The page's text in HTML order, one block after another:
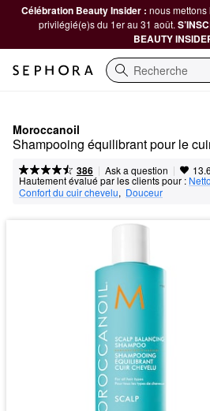
Célébration Beauty Insider : nous
privilégié(e)s du 1er au 31 août.
BEAUTY
Recherche
Moroccanoil
Shampooing équilibrant pour le
386 | Ask a question |
Hautement évalué par les clients pour :
Confort du cuir chevelu, Douceur